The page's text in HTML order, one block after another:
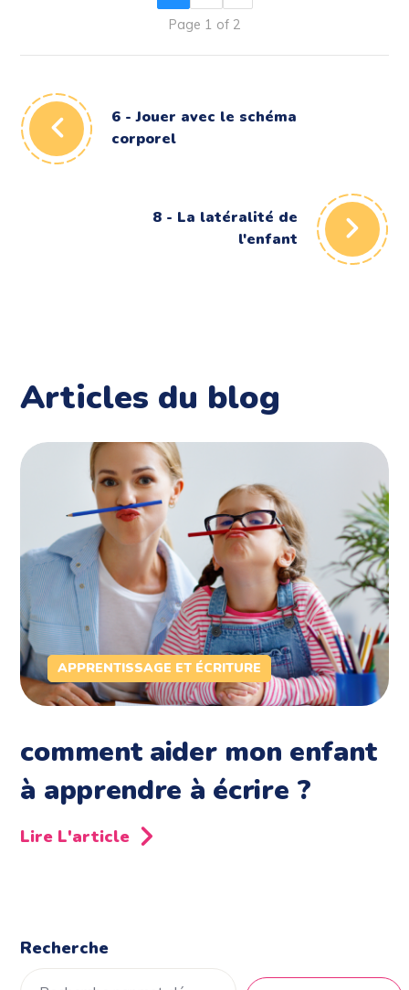
Page 1 of 2
6 - Jouer avec le schéma
corporel
8 - La latéralité de
l'enfant
Articles du blog
APPRENTISSAGE ET ÉCRITURE
comment aider mon enfant
à apprendre à écrire ?
Lire L'article
Recherche